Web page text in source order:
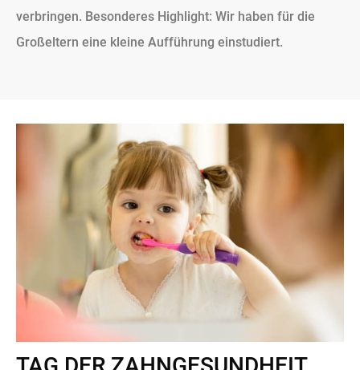
verbringen. Besonderes Highlight: Wir haben für die
Großeltern eine kleine Aufführung einstudiert.